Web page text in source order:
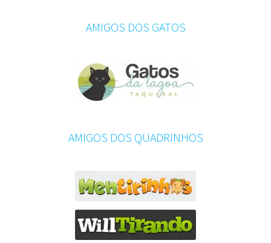
AMIGOS DOS GATOS
AMIGOS DOS QUADRINHOS